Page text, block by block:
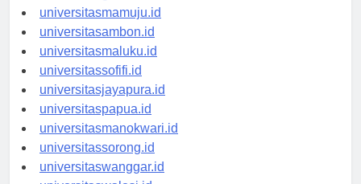
universitasgorontalo.id
universitasmamuju.id
universitasambon.id
universitasmaluku.id
universitassofifi.id
universitasjayapura.id
universitaspapua.id
universitasmanokwari.id
universitassorong.id
universitaswanggar.id